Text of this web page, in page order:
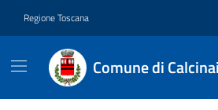
Regione Toscana
Comune di